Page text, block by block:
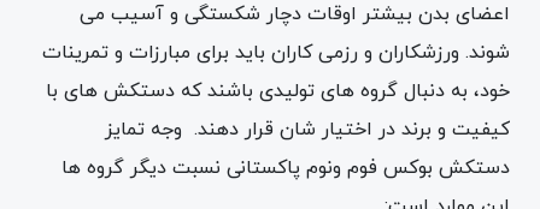
اعضای بدن بیشتر اوقات دچار شکستگی و آسیب می
شوند. ورزشکاران و رزمی کاران باید برای مبارزات و تمرینات
خود، به دنبال گروه های تولیدی باشند که دستکش های با
کیفیت و برند در اختیار شان قرار دهند. وجه تمایز
دستکش بوکس فوم ونوم پاکستانی نسبت دیگر گروه ها